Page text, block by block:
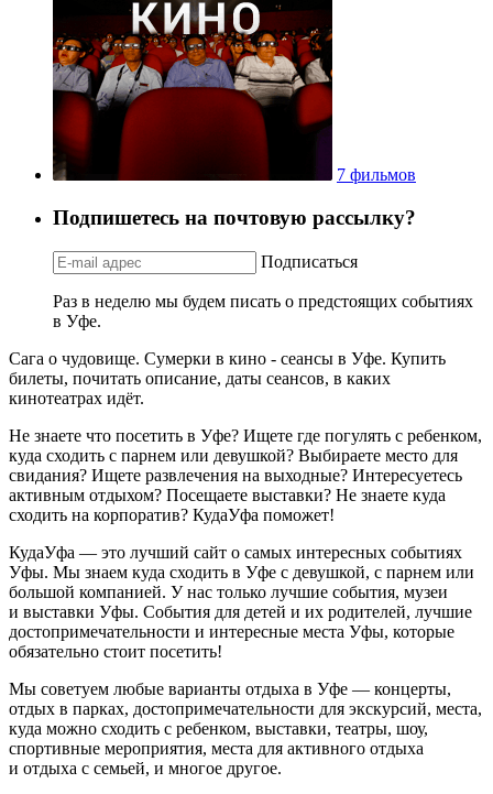
7 фильмов
Подпишетесь на почтовую рассылку?
Подписаться
Раз в неделю мы будем писать о предстоящих событиях
в Уфе.
Сага о чудовище. Сумерки в кино - сеансы в Уфе. Купить
билеты, почитать описание, даты сеансов, в каких
кинотеатрах идёт.
Не знаете что посетить в Уфе? Ищете где погулять с ребенком,
куда сходить с парнем или девушкой? Выбираете место для
свидания? Ищете развлечения на выходные? Интересуетесь
активным отдыхом? Посещаете выставки? Не знаете куда
сходить на корпоратив? КудаУфа поможет!
КудаУфа — это лучший сайт о самых интересных событиях
Уфы. Мы знаем куда сходить в Уфе с девушкой, с парнем или
большой компанией. У нас только лучшие события, музеи
и выставки Уфы. События для детей и их родителей, лучшие
достопримечательности и интересные места Уфы, которые
обязательно стоит посетить!
Мы советуем любые варианты отдыха в Уфе — концерты,
отдых в парках, достопримечательности для экскурсий, места,
куда можно сходить с ребенком, выставки, театры, шоу,
спортивные мероприятия, места для активного отдыха
и отдыха с семьей, и многое другое.